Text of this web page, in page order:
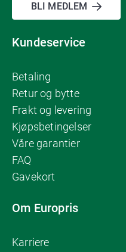
BLI MEDLEM
Kundeservice
Betaling
Retur og bytte
Frakt og levering
Kjøpsbetingelser
Våre garantier
FAQ
Gavekort
Om Europris
Karriere